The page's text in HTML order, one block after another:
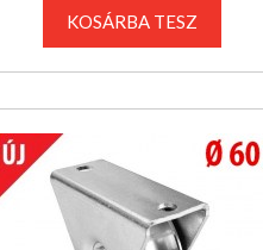
KOSÁRBA TESZ